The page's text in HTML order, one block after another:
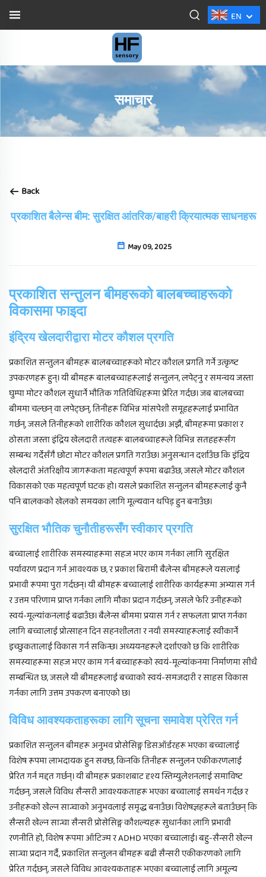
EN
समाचार
Back
प्रकाशित बैलेन्स बीम: सुरक्षित आंतरिक/बाहरी क्रियात्मक साधनहरू
May 09, 2025
प्रकाशित सन्तुलन बीमहरूको बालबच्चाहरूको
विकासमा फाइदा
इंद्रिय खेलदारीद्वारा मोटर कौशल प्रगति
प्रकाशित सन्तुलन बीमहरू बालबच्चाहरूको मोटर कौशल प्रगति गर्ने उत्कृष्ट
उपकरणहरू हुन्। यी बीमहरू बालबच्चाहरूलाई सन्तुलन, लपेट्नु र समन्वय जस्ता
घुम्पा मोटर कौशल सुधार्ने भौतिक गतिविधिहरूमा प्रेरित गर्दछ। जब बालबच्चा
बीममा चल्छन् वा लपेट्छन्, तिनीहरू विभिन्न मांसपेशी समूहहरूलाई प्रभावित
गर्छन्, जसले तिनीहरूको शारीरिक कौशल सुधार्दछ। अझै, बीमहरूमा प्रकाश र
ठोसता जस्ता इंद्रिय खेलदारी तत्वहरू बालबच्चाहरूले विभिन्न सतहहरूसँग
सम्बन्ध गर्देसँगै छोटा मोटर कौशल प्रगति गराउँछ। अनुसन्धान दर्शाउँछ कि इंद्रिय
खेलदारी अंतरिक्षीय जागरूकता महत्वपूर्ण रूपमा बढाउँछ, जसले मोटर कौशल
विकासको एक महत्वपूर्ण घटक हो। यसले प्रकाशित सन्तुलन बीमहरूलाई कुनै
पनि बालकको खेलको समयका लागि मूल्यवान थपिड़ हुन बनाउँछ।
सुरक्षित भौतिक चुनौतीहरूसँग स्वीकार प्रगति
बच्चालाई शारीरिक समस्याहरूमा सहज भएर काम गर्नका लागि सुरक्षित
पर्यावरण प्रदान गर्न आवश्यक छ, र प्रकाश बिरामी बैलेन्स बीमहरूले यसलाई
प्रभावी रूपमा पुरा गर्दछन्। यी बीमहरू बच्चालाई शारीरिक कार्यहरूमा अभ्यास गर्न
र उत्तम परिणाम प्राप्त गर्नका लागि मौका प्रदान गर्दछन्, जसले फेरि उनीहरूको
स्वयं-मूल्यांकनलाई बढाउँछ। बैलेन्स बीममा प्रयास गर्न र सफलता प्राप्त गर्नका
लागि बच्चालाई प्रोत्साहन दिन सहनशीलता र नयाँ समस्याहरूलाई स्वीकार्ने
इच्छुकतालाई विकास गर्न सकिन्छ। अध्ययनहरूले दर्शाएको छ कि शारीरिक
समस्याहरूमा सहज भएर काम गर्न बच्चाहरूको स्वयं-मूल्यांकनमा निर्माणमा सीधै
सम्बन्धित छ, जसले यी बीमहरूलाई बच्चाको स्वयं-समजदारी र साहस विकास
गर्नका लागि उत्तम उपकरण बनाएको छ।
विविध आवश्यकताहरूका लागि सूचना समावेश प्रेरित गर्न
प्रकाशित सन्तुलन बीमहरू अनुभव प्रोसेसिङ्ग डिसऑर्डरहरू भएका बच्चालाई
विशेष रूपमा लाभदायक हुन सक्छ, किनकि तिनीहरू सन्तुलन एकीकरणलाई
प्रेरित गर्न मद्दत गर्छन्। यी बीमहरू प्रकाशबाट दृश्य स्तिम्युलेशनलाई समाविष्ट
गर्दछन्, जसले विविध सैन्सरी आवश्यकताहरू भएका बच्चालाई समर्थन गर्दछ र
उनीहरूको खेल्न सान्चाको अनुभवलाई समृद्ध बनाउँछ। विशेषज्ञहरूले बताउँछन् कि
सैन्सरी खेल्न सान्चा सैन्सरी प्रोसेसिङ्ग कौशल्यहरू सुधार्नका लागि प्रभावी
रणनीति हो, विशेष रूपमा ऑटिज्म र ADHD भएका बच्चालाई। बहु-सैन्सरी खेल्न
सान्चा प्रदान गर्दै, प्रकाशित सन्तुलन बीमहरू बढी सैन्सरी एकीकरणको लागि
प्रेरित गर्दछन्, जसले विविध आवश्यकताहरू भएका बच्चालाई लागि अमूल्य